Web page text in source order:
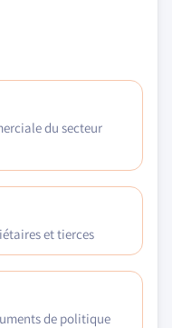
du secteur
et tierces
de politique